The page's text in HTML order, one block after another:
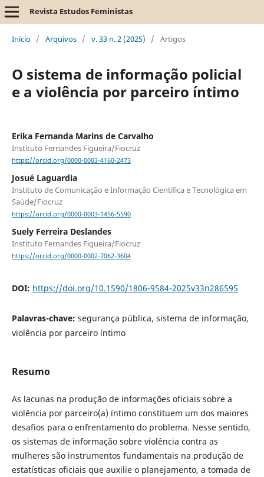
Revista Estudos Feministas
Início / Arquivos / v. 33 n. 2 (2025) / Artigos
O sistema de informação policial
e a violência por parceiro íntimo
Erika Fernanda Marins de Carvalho
Instituto Fernandes Figueira/Fiocruz
https://orcid.org/0000-0003-4160-2473
Josué Laguardia
Instituto de Comunicação e Informação Científica e Tecnológica em
Saúde/Fiocruz
https://orcid.org/0000-0003-1456-5590
Suely Ferreira Deslandes
Instituto Fernandes Figueira/Fiocruz
https://orcid.org/0000-0002-7062-3604
DOI: https://doi.org/10.1590/1806-9584-2025v33n286595
Palavras-chave: segurança pública, sistema de informação,
violência por parceiro íntimo
Resumo
As lacunas na produção de informações oficiais sobre a
violência por parceiro(a) íntimo constituem um dos maiores
desafios para o enfrentamento do problema. Nesse sentido,
os sistemas de informação sobre violência contra as
mulheres são instrumentos fundamentais na produção de
estatísticas oficiais que auxilie o planejamento, a tomada de